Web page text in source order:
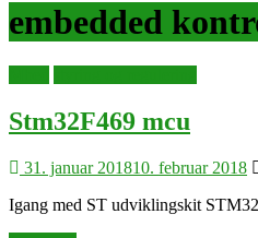
embedded
Stm32F469 mcu
31. januar 201810. februar 2018
Igang med ST udviklingskit